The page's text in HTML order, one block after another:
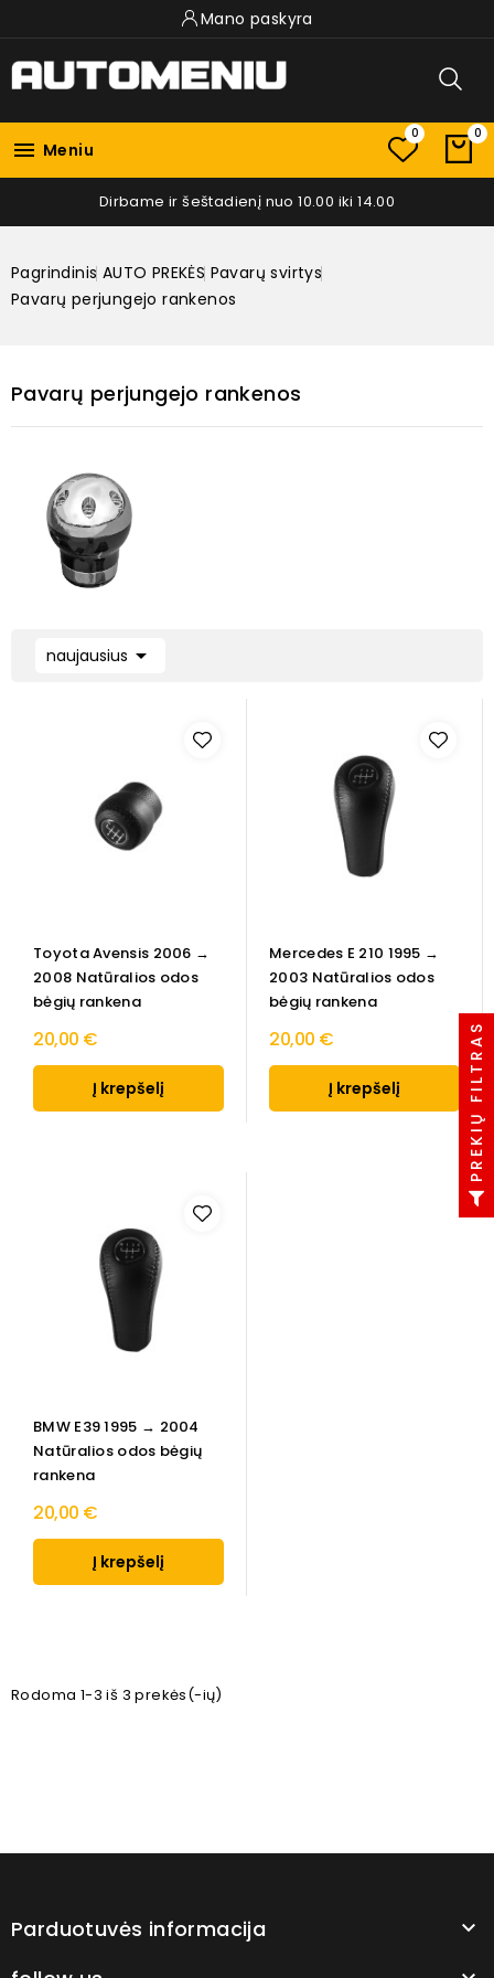
Mano paskyra
 Meniu
0 0
Dirbame ir šeštadienį nuo 10.00 iki 14.00
Pagrindinis AUTO PREKĖS Pavarų svirtys
Pavarų perjungejo rankenos
Pavarų perjungejo rankenos
naujausius 
Toyota Avensis 2006 →
2008 Natūralios odos
bėgių rankena
20,00 €
Į krepšelį
Mercedes E 210 1995 →
2003 Natūralios odos
bėgių rankena
20,00 €
Į krepšelį
BMW E39 1995 → 2004
Natūralios odos bėgių
rankena
20,00 €
Į krepšelį
Rodoma 1-3 iš 3 prekės(-ių)
Parduotuvės informacija 
PREKIŲ FILTRAS